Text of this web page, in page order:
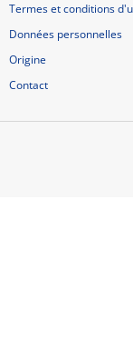
Termes et conditions
Données personnelles
Origine
Contact